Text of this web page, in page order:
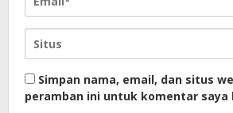
Simpan nama, email, dan situs
peramban ini untuk komentar saya